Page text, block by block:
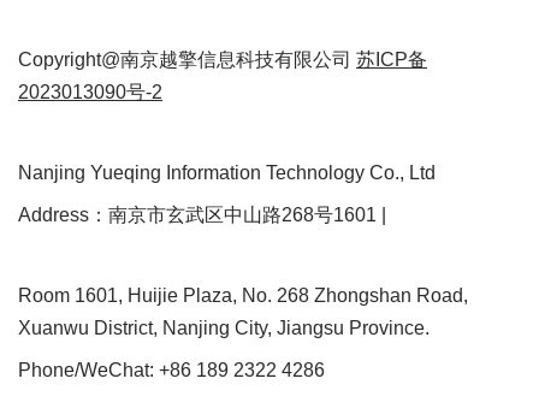
Copyright@南京越擎信息科技有限公司 苏ICP备
2023013090号-2
Nanjing Yueqing Information Technology Co., Ltd
Address：南京市玄武区中山路268号1601 |
Room 1601, Huijie Plaza, No. 268 Zhongshan Road,
Xuanwu District, Nanjing City, Jiangsu Province.
Phone/WeChat: +86 189 2322 4286